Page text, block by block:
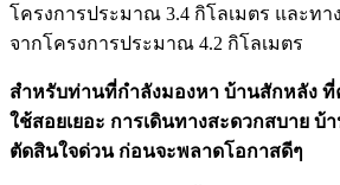
โครงการประมาณ 3.4 กิโลเมตร และท
จากโครงการประมาณ 4.2 กิโลเมตร
สำหรับท่านที่กำลังมองหา บ้านสักหลัง
ใช้สอยเยอะ การเดินทางสะดวกสบาย
ตัดสินใจด่วน ก่อนจะพลาดโอกาสดีๆ